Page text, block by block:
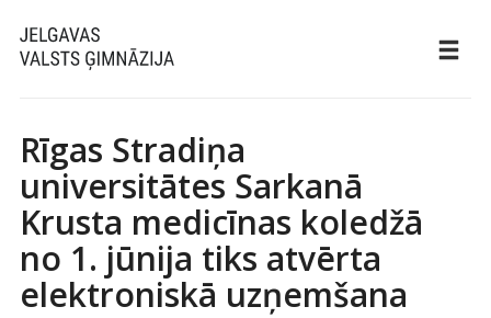
Rīgas Stradiņa
universitātes Sarkanā
Krusta medicīnas koledžā
no 1. jūnija tiks atvērta
elektroniskā uzņemšana